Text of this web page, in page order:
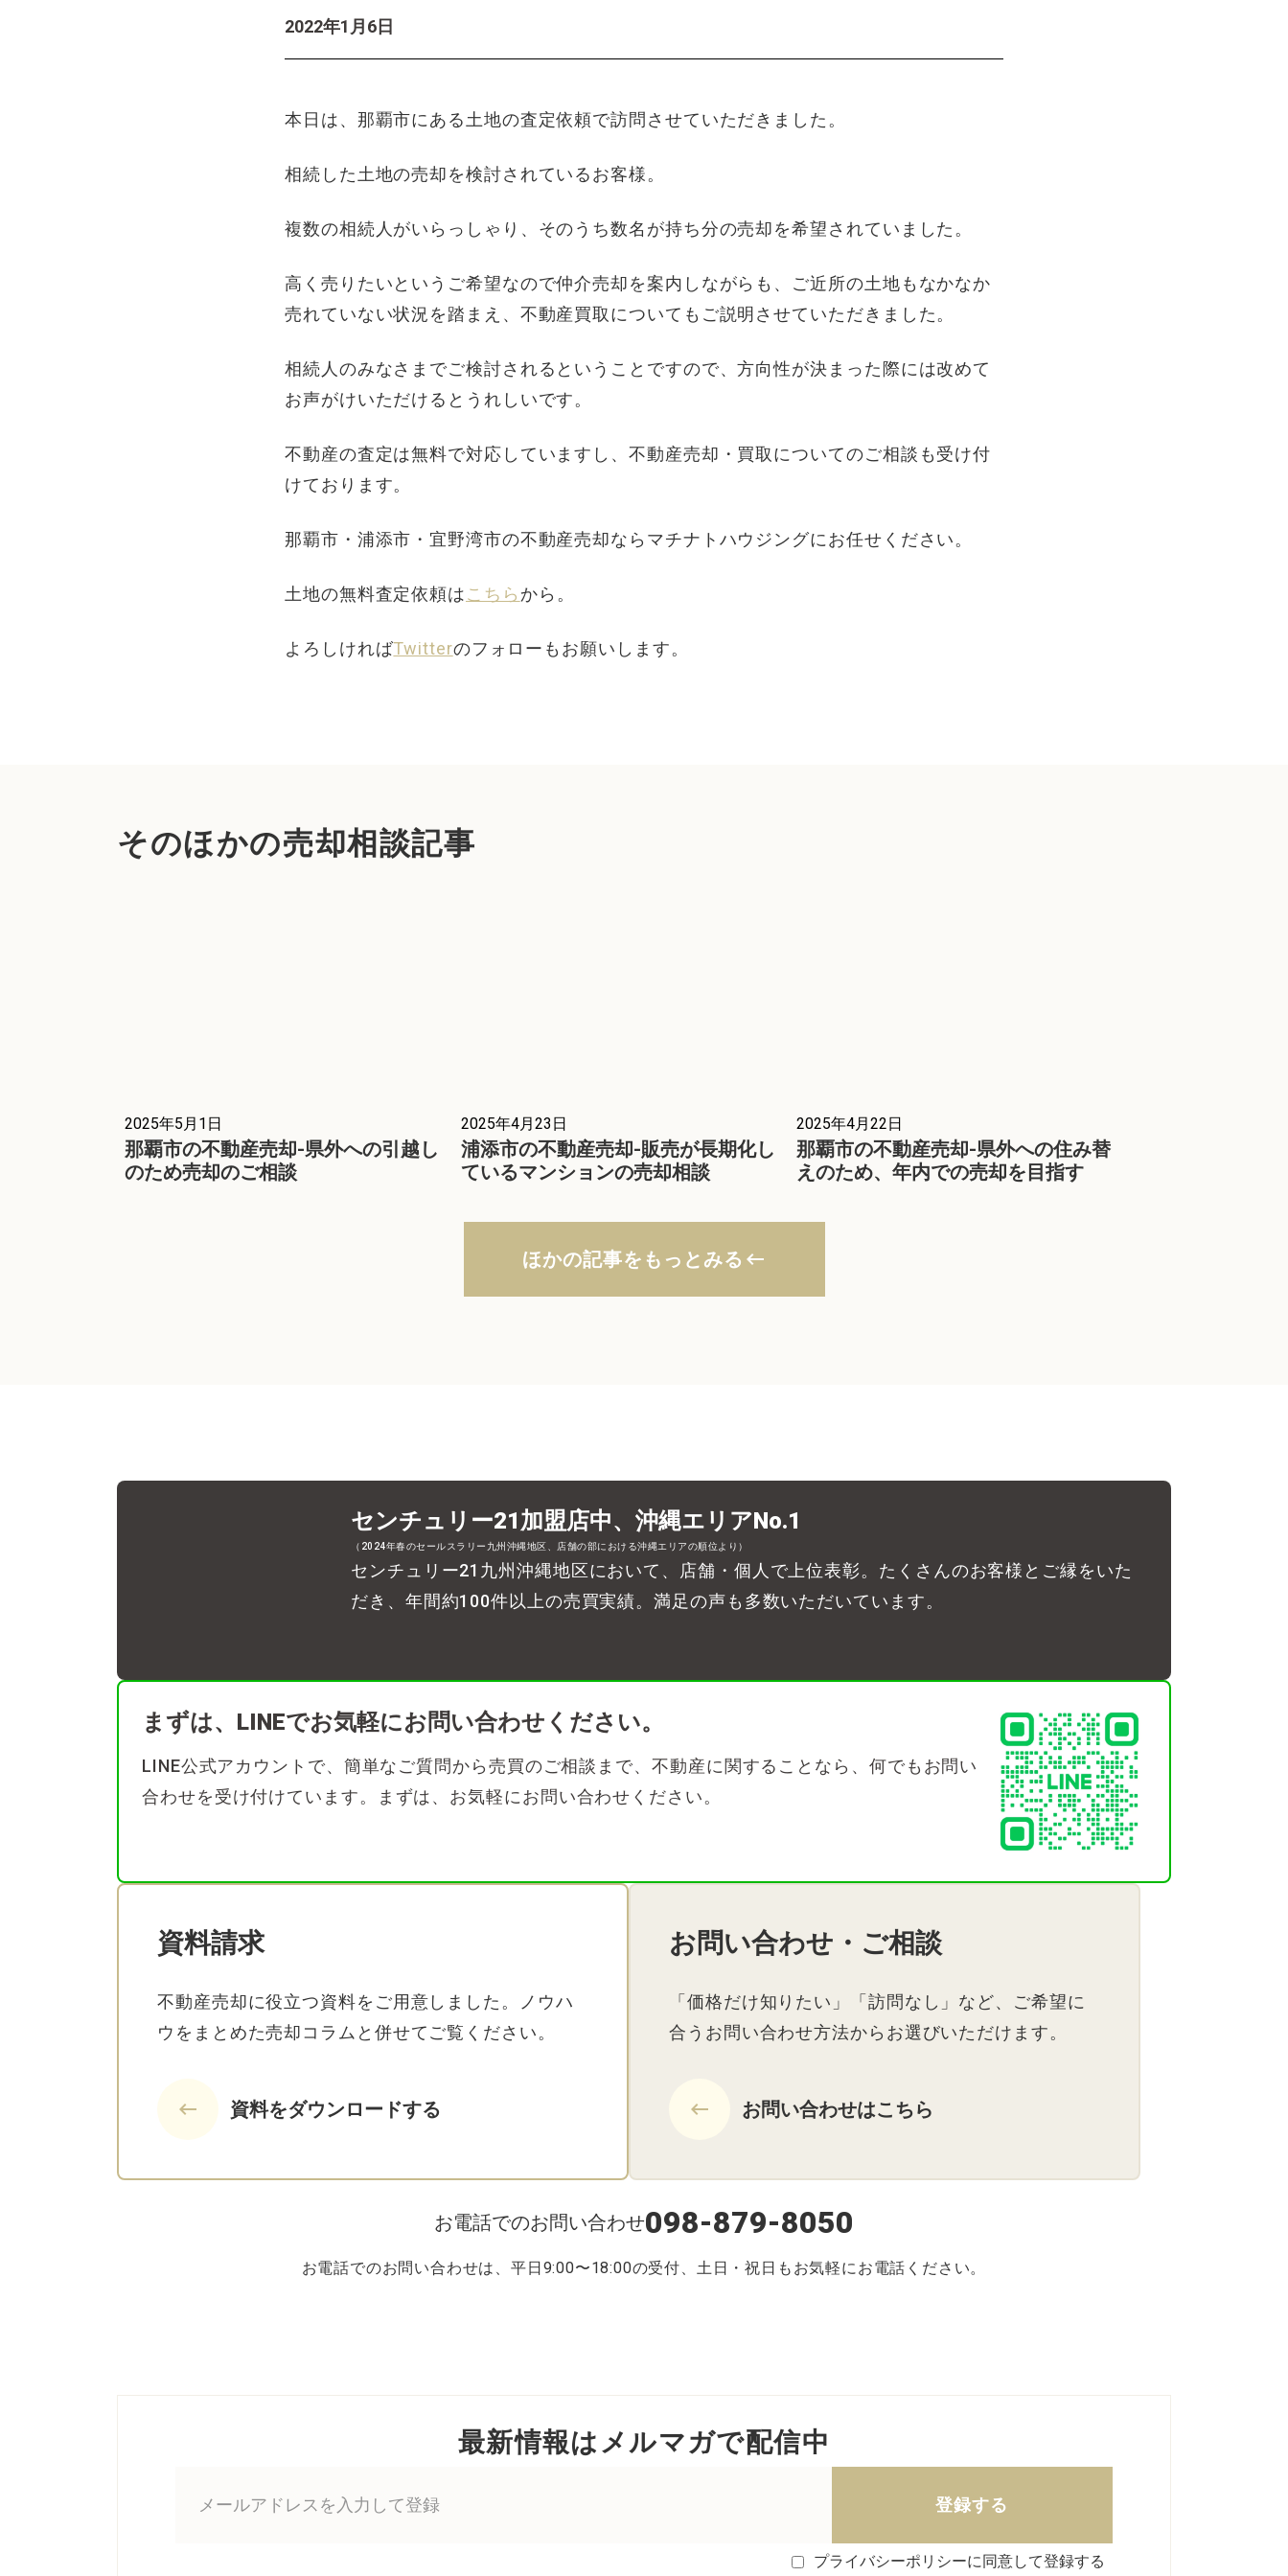
2022年1月6日
本日は、那覇市にある土地の査定依頼で訪問させていただきました。
相続した土地の売却を検討されているお客様。
複数の相続人がいらっしゃり、そのうち数名が持ち分の売却を希望されていました。
高く売りたいというご希望なので仲介売却を案内しながらも、ご近所の土地もなかなか
売れていない状況を踏まえ、不動産買取についてもご説明させていただきました。
相続人のみなさまでご検討されるということですので、方向性が決まった際には改めて
お声がけいただけるとうれしいです。
不動産の査定は無料で対応していますし、不動産売却・買取についてのご相談も受け付
けております。
那覇市・浦添市・宜野湾市の不動産売却ならマチナトハウジングにお任せください。
土地の無料査定依頼はこちら から。
よろしければTwitterのフォローもお願いします。
そのほかの売却相談記事
2025年5月1日
那覇市の不動産売却-県外への引越し
のため売却のご相談
2025年4月23日
浦添市の不動産売却-販売が長期化し
ているマンションの売却相談
2025年4月22日
那覇市の不動産売却-県外への住み替
えのため、年内での売却を目指す
ほかの記事をもっとみる keyboard_backspace
センチュリー21加盟店中、沖縄エリアNo.1
（2024年春のセールスラリー九州沖縄地区、店舗の部における沖縄エリアの順位より）
センチュリー21九州沖縄地区において、店舗・個人で上位表彰。たくさんのお客様とご縁をいた
だき、年間約100件以上の売買実績。満足の声も多数いただいています。
まずは、LINEでお気軽にお問い合わせください。
LINE公式アカウントで、簡単なご質問から売買のご相談まで、不動産に関することなら、何でもお問い
合わせを受け付けています。まずは、お気軽にお問い合わせください。
資料請求
不動産売却に役立つ資料をご用意しました。ノウハ
ウをまとめた売却コラムと併せてご覧ください。
keyboard_backspace 資料をダウンロードする
お問い合わせ・ご相談
「価格だけ知りたい」「訪問なし」など、ご希望に
合うお問い合わせ方法からお選びいただけます。
keyboard_backspace お問い合わせはこちら
お電話でのお問い合わせ098-879-8050
お電話でのお問い合わせは、平日9:00〜18:00の受付、土日・祝日もお気軽にお電話ください。
最新情報はメルマガで配信中
登録する
プライバシーポリシーに同意して登録する